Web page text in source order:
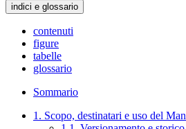
indici e glossario
contenuti
figure
tabelle
glossario
Sommario
1. Scopo, destinatari e uso del